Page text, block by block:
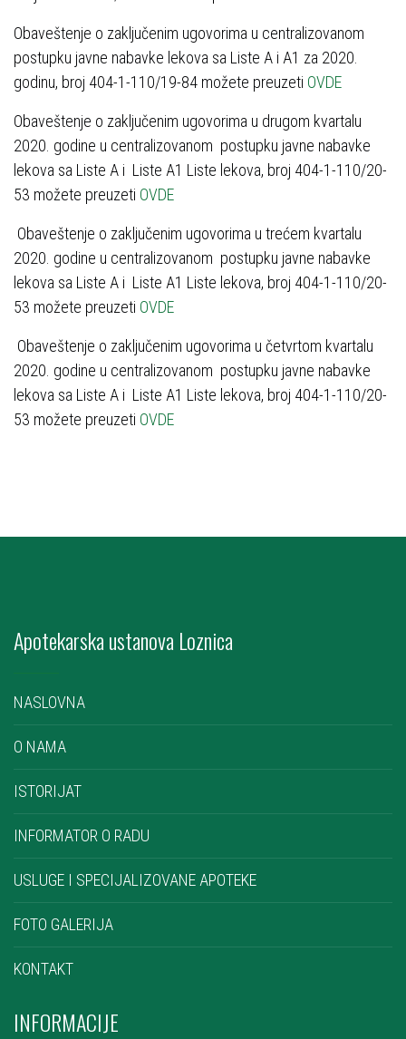
Obaveštenje o zaključenim ugovorima u centralizovanom
postupku javne nabavke lekova sa Liste A i A1 za 2020.
godinu, broj 404-1-110/19-84 možete preuzeti OVDE
Obaveštenje o zaključenim ugovorima u drugom kvartalu
2020. godine u centralizovanom postupku javne nabavke
lekova sa Liste A i Liste A1 Liste lekova, broj 404-1-110/20-
53 možete preuzeti OVDE
Obaveštenje o zaključenim ugovorima u trećem kvartalu
2020. godine u centralizovanom postupku javne nabavke
lekova sa Liste A i Liste A1 Liste lekova, broj 404-1-110/20-
53 možete preuzeti OVDE
Obaveštenje o zaključenim ugovorima u četvrtom kvartalu
2020. godine u centralizovanom postupku javne nabavke
lekova sa Liste A i Liste A1 Liste lekova, broj 404-1-110/20-
53 možete preuzeti OVDE
Apotekarska ustanova Loznica
NASLOVNA
O NAMA
ISTORIJAT
INFORMATOR O RADU
USLUGE I SPECIJALIZOVANE APOTEKE
FOTO GALERIJA
KONTAKT
INFORMACIJE